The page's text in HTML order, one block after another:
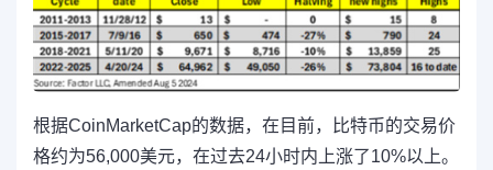
根据CoinMarketCap的数据，在目前，比特币的交易价
格约为56,000美元，在过去24小时内上涨了10%以上。